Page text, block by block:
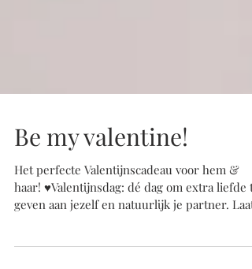
Be my valentine!
Het perfecte Valentijnscadeau voor hem &
haar! ♥️Valentijnsdag: dé dag om extra liefde te